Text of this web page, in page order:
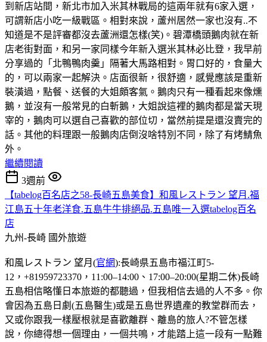
到新店站間，新北市加入米其林戰局的這兩年就有6家入選，
可謂新店小吃一級戰區。相對來說，蘆州居然一家也沒有..不
知道是不是評審都沒去蘆洲還怎樣(笑)。碧潭橋頭鵝肉就在新
店老街對面，和另一家同樣今年新入選米其林必比登，我早前
分享過的「北鴨鴨肉羹」隔著大馬路相對。胃口好的，食量大
的，可以兩家一起解決。店面很新，很舒適，感覺應該是重新
裝潢過，點餐、送餐的大姐頗客氣。鵝肉只有一種看起來像燻
鵝，並沒有一般常見的白斬鵝，大姐說這裡的鵝肉都是當天現
宰的，鵝肉可以選自己喜歡的部位切，當然前提是還沒賣完的
話。其他的料理跟一般鵝肉店倒沒啥特別不同，除了有烤鯖魚
外。
繼續閱讀
3週前
【tabelog百名店之58-長崎五島美食】和風レストラン 望月.福
江島五十年老洋食.五島牛牛排絕品.五島唯一入選tabelog百名
店
九州-長崎 國外旅遊
和風レストラン 望月(官網):長崎県五島市福江町5-
12，+81959723370，11:00–14:00、17:00–20:00(星期二休)長崎
五島相信略懂日本旅遊的都聽過，但我相信去過的人不多。你
會因為五島日劇(五島醫生)或是五島世界遺產的教堂群而去，
又或你跟我一樣壓根就是喜歡離群、離島的旅人?不管怎樣
說，你總得想一個理由，一個共鳴，才能踏上這一段有一點難